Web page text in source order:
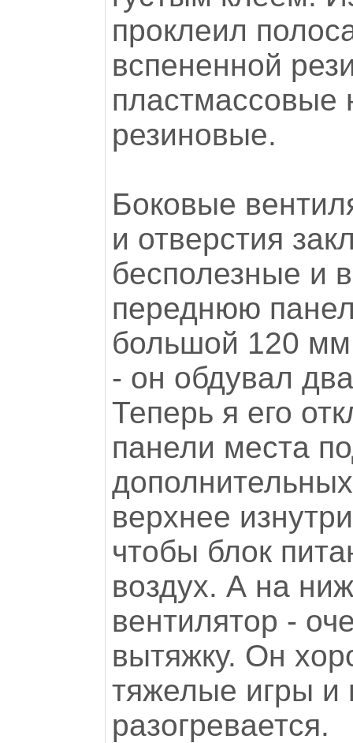
проклеил
вспененной
пластмассовые
резиновые.
Боковые
и отверстия
бесполезные и
переднюю
большой 120 мм
- он обдувал
Теперь я его
панели места
верхнее
чтобы блок
воздух. А на
вентилятор -
вытяжку. Он
тяжелые игры и
разогревается.